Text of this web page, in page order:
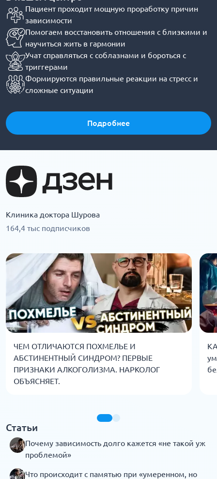
Пациент проходит мощную проработку причин
зависимости
Помогаем восстановить отношения с близкими и
научиться жить в гармонии
Учат справляться с соблазнами и бороться с
триггерами
Формируются правильные реакции на стресс и
сложные ситуации
Подробнее
Клиника доктора Шурова
164,4 тыс подписчиков
ЧЕМ ОТЛИЧАЮТСЯ ПОХМЕЛЬЕ И
АБСТИНЕНТНЫЙ СИНДРОМ? ПЕРВЫЕ
ПРИЗНАКИ АЛКОГОЛИЗМА. НАРКОЛОГ
ОБЪЯСНЯЕТ.
Статьи
Почему зависимость долго кажется «не такой уж
проблемой»
Что происходит с памятью при «умеренном, но